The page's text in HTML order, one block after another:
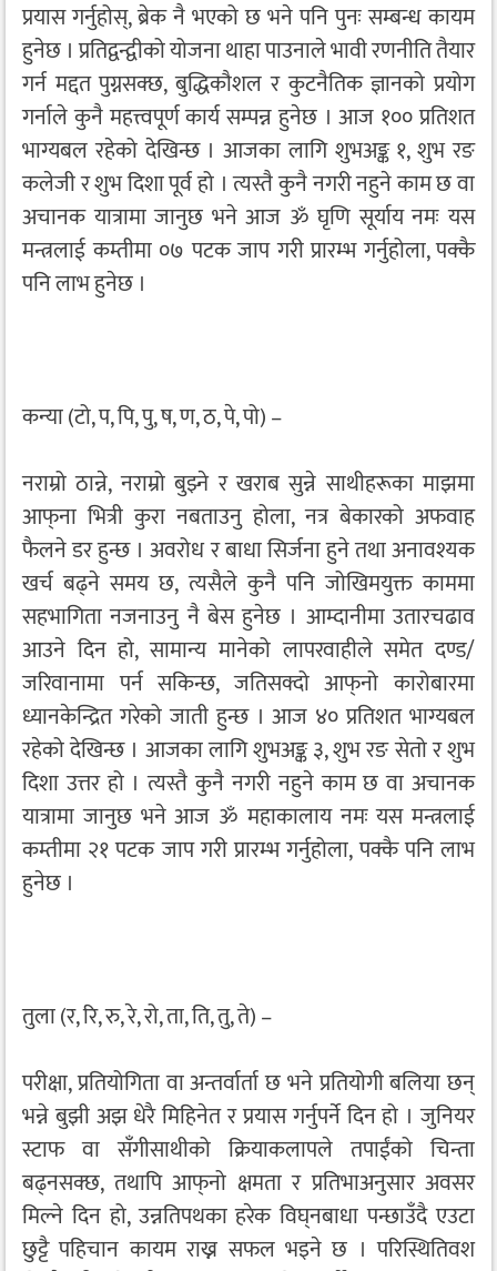
प्रयास गर्नुहोस्, ब्रेक नै भएको छ भने पनि पुनः सम्बन्ध कायम
हुनेछ । प्रतिद्वन्द्वीको योजना थाहा पाउनाले भावी रणनीति तैयार
गर्न मद्दत पुग्नसक्छ, बुद्धिकौशल र कुटनैतिक ज्ञानको प्रयोग
गर्नाले कुनै महत्त्वपूर्ण कार्य सम्पन्न हुनेछ । आज १०० प्रतिशत
भाग्यबल रहेको देखिन्छ । आजका लागि शुभअङ्क १, शुभ रङ
कलेजी र शुभ दिशा पूर्व हो । त्यस्तै कुनै नगरी नहुने काम छ वा
अचानक यात्रामा जानुछ भने आज ॐ घृणि सूर्याय नमः यस
मन्त्रलाई कम्तीमा ०७ पटक जाप गरी प्रारम्भ गर्नुहोला, पक्कै
पनि लाभ हुनेछ ।
कन्या (टो, प, पि, पु, ष, ण, ठ, पे, पो) –
नराम्रो ठान्ने, नराम्रो बुझ्ने र खराब सुन्ने साथीहरूका माझमा
आफ्‌ना भित्री कुरा नबताउनु होला, नत्र बेकारको अफवाह
फैलने डर हुन्छ । अवरोध र बाधा सिर्जना हुने तथा अनावश्यक
खर्च बढ्ने समय छ, त्यसैले कुनै पनि जोखिमयुक्त काममा
सहभागिता नजनाउनु नै बेस हुनेछ । आम्दानीमा उतारचढाव
आउने दिन हो, सामान्य मानेको लापरवाहीले समेत दण्ड/
जरिवानामा पर्न सकिन्छ, जतिसक्दो आफ्‌नो कारोबारमा
ध्यानकेन्द्रित गरेको जाती हुन्छ । आज ४० प्रतिशत भाग्यबल
रहेको देखिन्छ । आजका लागि शुभअङ्क ३, शुभ रङ सेतो र शुभ
दिशा उत्तर हो । त्यस्तै कुनै नगरी नहुने काम छ वा अचानक
यात्रामा जानुछ भने आज ॐ महाकालाय नमः यस मन्त्रलाई
कम्तीमा २१ पटक जाप गरी प्रारम्भ गर्नुहोला, पक्कै पनि लाभ
हुनेछ ।
तुला (र, रि, रु, रे, रो, ता, ति, तु, ते) –
परीक्षा, प्रतियोगिता वा अन्तर्वार्ता छ भने प्रतियोगी बलिया छन्
भन्ने बुझी अझ धेरै मिहिनेत र प्रयास गर्नुपर्ने दिन हो । जुनियर
स्टाफ वा सँगीसाथीको क्रियाकलापले तपाईंको चिन्ता
बढ्नसक्छ, तथापि आफ्‌नो क्षमता र प्रतिभाअनुसार अवसर
मिल्ने दिन हो, उन्नतिपथका हरेक विघ्‌नबाधा पन्छाउँदै एउटा
छुट्टै पहिचान कायम राख्न सफल भइने छ । परिस्थितिवश